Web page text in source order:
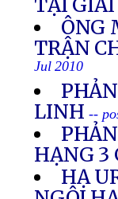
TẠI GIẢI
ÔNG
TRẬN
Jul 2010
LINH --
HẠNG 3
HẠ